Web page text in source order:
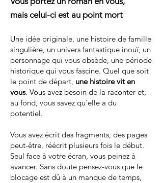
mais celui-ci est au point mort
Une idée originale, une histoire de famille
singulière, un univers fantastique inouï, un
personnage qui vous obsède, une période
historique qui vous fascine. Quel que soit
le point de départ, une histoire vit en
vous. Vous avez besoin de la raconter et,
au fond, vous savez qu'elle a du
potentiel.
Vous avez écrit des fragments, des pages
peut-être, réécrit plusieurs fois le début.
Seul face à votre écran, vous peinez à
avancer. Sans doute pensez-vous que le
blocage est dû à un manque de temps,